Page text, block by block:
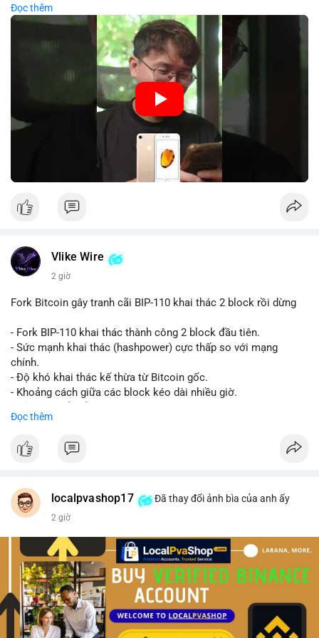
#89btc #mempoolbitcoin #dongtiencavoi
#aplucban
#phantichonchain
nên kết hợp với biện pháp dự phòng như sao lưu khóa và chọn
nhà sản xuất uy tín.
🎥 Xem video trực tiếp tại:
Nguồn: 5 Phút Crypto
Đọc thêm
Vlike Wire
2 giờ
Fork Bitcoin gây tranh cãi BIP-110 khai thác 2 block rồi dừng
- Fork BIP-110 khai thác thành công 2 block đầu tiên.
- Sức mạnh khai thác (hashpower) cực thấp so với mạng
chính.
- Độ khó khai thác kế thừa từ Bitcoin gốc.
- Khoảng cách giữa các block kéo dài nhiều giờ.
#vlikevn #titanbot
Đọc thêm
localpvashop17 Đã thay đổi ảnh bìa của anh ấy
2 giờ